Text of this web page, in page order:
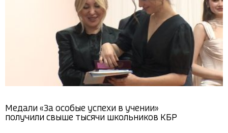
Медали «За особые успехи в учении»
получили свыше тысячи школьников КБР